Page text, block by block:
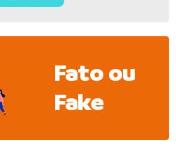
Fato ou
Fake